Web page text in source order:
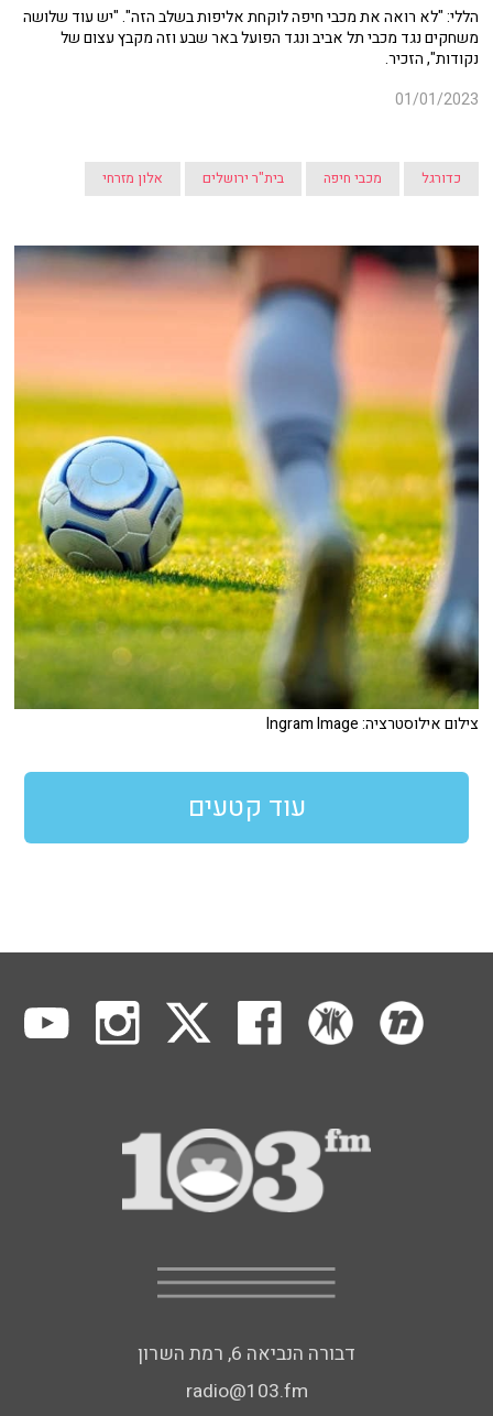
הללי: "לא רואה את מכבי חיפה לוקחת אליפות בשלב הזה". "יש עוד שלושה
משחקים נגד מכבי תל אביב ונגד הפועל באר שבע וזה מקבץ עצום של
נקודות", הזכיר.
01/01/2023
כדורגל מכבי חיפה בית"ר ירושלים אלון מזרחי
צילום אילוסטרציה: Ingram Image
עוד קטעים
דבורה הנביאה 6, רמת השרון
radio@103.fm